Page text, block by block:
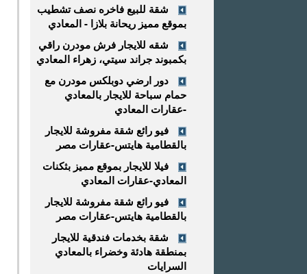
شقة للبيع فاخره نصف تشطيب
بموقع مميز ريحانة بلازا - المعادي
شقه للايجار فرش مودرن راقي
بكمبوند جراند سيتي، زهراء المعادي
دور ارضي دوبلكس مودرن مع
حمام سباحة للايجار بالمعادي
-عقارات المعادي
فيو رائع شقة مفروشة للايجار
بالقطامية هايتس-عقارات مصر
فيلا للايجار بموقع مميز بثكنات
المعادي-عقارات المعادي
فيو رائع شقة مفروشة للايجار
بالقطامية هايتس-عقارات مصر
شقة بخدمات فندقية للايجار
بمنطقة هادئة وخضراء بالمعادي
السرايات